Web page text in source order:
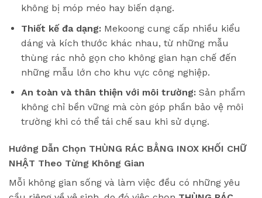
không bị móp méo hay biến dạng.
Thiết kế đa dạng:Mekoong cung cấp nhiều kiểu
dáng và kích thước khác nhau, từ những mẫu
thùng rác nhỏ gọn cho không gian hạn chế đến
những mẫu lớn cho khu vực công nghiệp.
An toàn và thân thiện với môi trường:Sản phẩm
không chỉ bền vững mà còn góp phần bảo vệ môi
trường khi có thể tái chế sau khi sử dụng.
Hướng Dẫn Chọn THÙNG RÁC BẰNG INOX KHỐI CHỮ
NHẬT Theo Từng Không Gian
Mỗi không gian sống và làm việc đều có những yêu